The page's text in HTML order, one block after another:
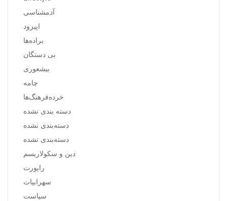
آدمشناسی
اپیزود
براده‌ها
بی دستگان
بیشعوری
چامه
خرده‌فرهنگ‌ها
دسته بندی نشده
دسته‌بندی نشده
دسته‌بندی نشده
دین و سکولاریسم
راپورت
سهرابیات
سیاست